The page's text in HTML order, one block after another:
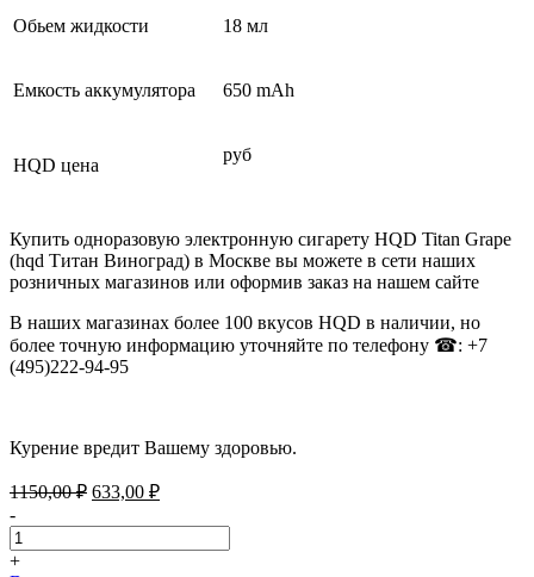
Обьем жидкости 18 мл
Емкость аккумулятора 650 mAh
HQD цена
руб
Купить одноразовую электронную сигарету HQD Titan Grape
(hqd Титан Виноград) в Москве вы можете в сети наших
розничных магазинов или оформив заказ на нашем сайте
В наших магазинах более 100 вкусов HQD в наличии, но
более точную информацию уточняйте по телефону ☎: +7
(495)222-94-95
Курение вредит Вашему здоровью.
1150,00₽ Первоначальная
составляла
1150,00 ₽.
633,00 ₽Текущая
633,00 ₽.
-
+